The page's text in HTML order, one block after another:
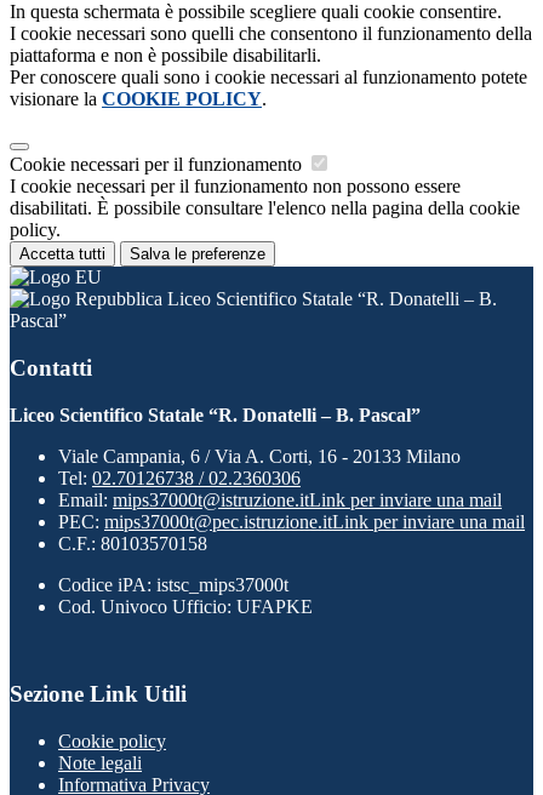
In questa schermata è possibile scegliere quali cookie consentire.
I cookie necessari sono quelli che consentono il funzionamento della
piattaforma e non è possibile disabilitarli.
Per conoscere quali sono i cookie necessari al funzionamento potete
visionare la COOKIE POLICY.
Cookie necessari per il funzionamento
I cookie necessari per il funzionamento non possono essere
disabilitati. È possibile consultare l'elenco nella pagina della cookie
policy.
Accetta tutti Salva le preferenze
Liceo Scientifico Statale “R. Donatelli – B.
Pascal”
Contatti
Liceo Scientifico Statale “R. Donatelli – B. Pascal”
Viale Campania, 6 / Via A. Corti, 16 - 20133 Milano
Tel: 02.70126738 / 02.2360306
Email: mips37000t@istruzione.itLink per inviare una mail
PEC: mips37000t@pec.istruzione.itLink per inviare una mail
C.F.: 80103570158
Codice iPA: istsc_mips37000t
Cod. Univoco Ufficio: UFAPKE
Sezione Link Utili
Cookie policy
Note legali
Informativa Privacy